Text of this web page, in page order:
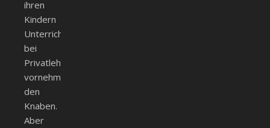
ihren
Kindern
Unterricht
bei
Privatlehrern,
vornehmlich
den
Knaben.
Aber